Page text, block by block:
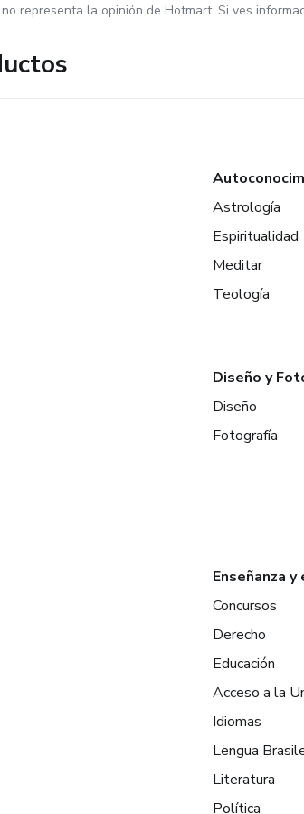
representa la opinión de Hotmart. Si ves
Astrología
Espiritualidad
Meditar
Teología
Diseño y
Diseño
Fotografía
Enseñanza
Concursos
Derecho
Educación
Acceso a la
Idiomas
Lengua
Literatura
Política